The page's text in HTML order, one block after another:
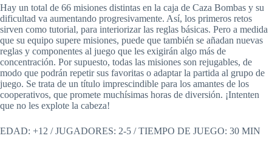
Hay un total de 66 misiones distintas en la caja de Caza Bombas y su
dificultad va aumentando progresivamente. Así, los primeros retos
sirven como tutorial, para interiorizar las reglas básicas. Pero a medida
que su equipo supere misiones, puede que también se añadan nuevas
reglas y componentes al juego que les exigirán algo más de
concentración. Por supuesto, todas las misiones son rejugables, de
modo que podrán repetir sus favoritas o adaptar la partida al grupo de
juego. Se trata de un título imprescindible para los amantes de los
cooperativos, que promete muchísimas horas de diversión. ¡Intenten
que no les explote la cabeza!
EDAD: +12 / JUGADORES: 2-5 / TIEMPO DE JUEGO: 30 MIN